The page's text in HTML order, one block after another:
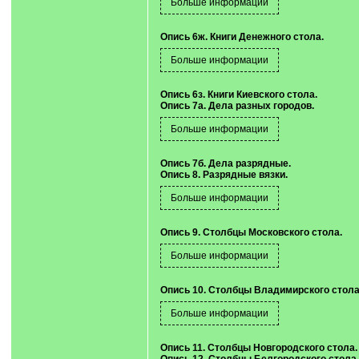
Опись 6ж. Книги Денежного стола.
Опись 6з. Книги Киевского стола.
Опись 7а. Дела разных городов.
Опись 7б. Дела разрядные.
Опись 8. Разрядные вязки.
Опись 9. Столбцы Московского стола.
Опись 10. Столбцы Владимирского
Опись 11. Столбцы Новгородского стола.